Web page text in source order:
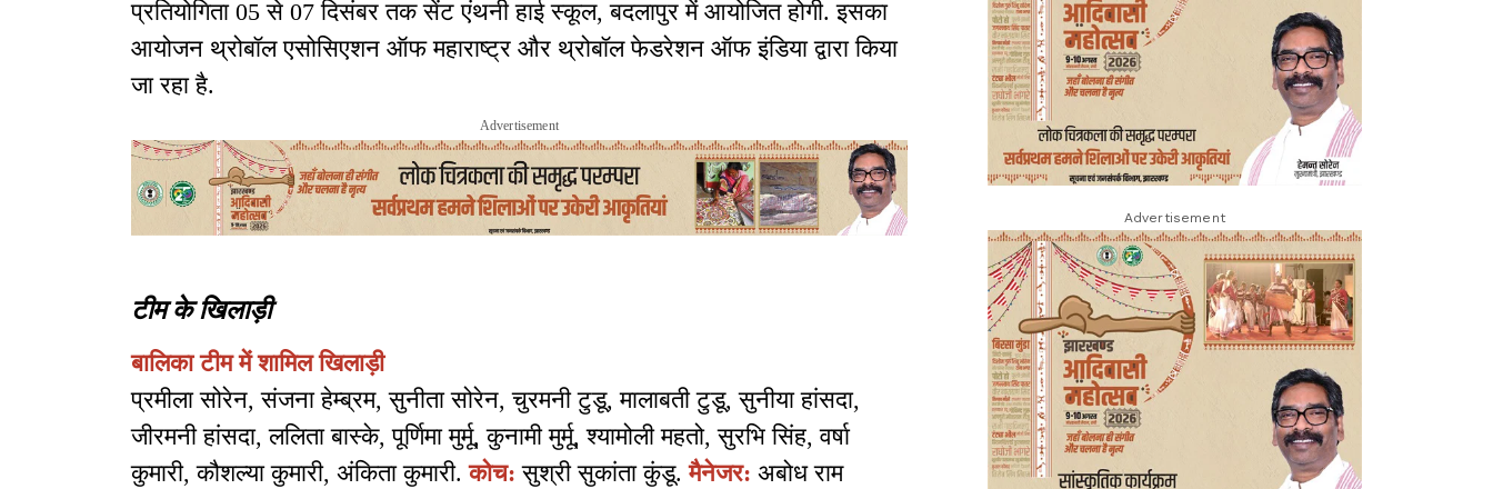
प्रतियोगिता 05 से 07 दिसंबर तक सेंट एंथनी हाई स्कूल, बदलापुर में आयोजित होगी. इसका
आयोजन थ्रोबॉल एसोसिएशन ऑफ महाराष्ट्र और थ्रोबॉल फेडरेशन ऑफ इंडिया द्वारा किया
जा रहा है.
Advertisement
टीम के खिलाड़ी
बालिका टीम में शामिल खिलाड़ी
प्रमीला सोरेन, संजना हेम्ब्रम, सुनीता सोरेन, चुरमनी टुडू, मालाबती टुडू, सुनीया हांसदा,
जीरमनी हांसदा, ललिता बास्के, पूर्णिमा मुर्मू, कुनामी मुर्मू, श्यामोली महतो, सुरभि सिंह, वर्षा
कुमारी, कौशल्या कुमारी, अंकिता कुमारी.कोच:सुश्री सुकांता कुंडू.मैनेजर: अबोध राम
Advertisement